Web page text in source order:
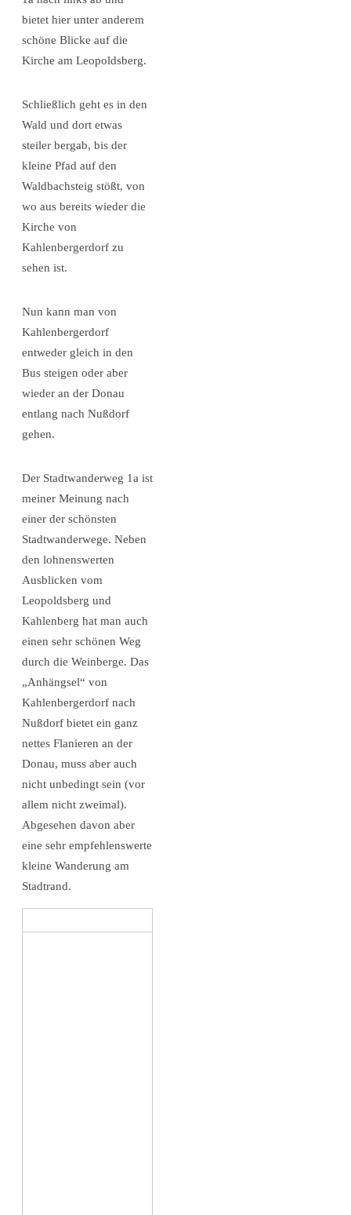
bietet hier unter anderem
schöne Blicke auf die
Kirche am Leopoldsberg.
Schließlich geht es in den
Wald und dort etwas
steiler bergab, bis der
kleine Pfad auf den
Waldbachsteig stößt, von
wo aus bereits wieder die
Kirche von
Kahlenbergerdorf zu
sehen ist.
Nun kann man von
Kahlenbergerdorf
entweder gleich in den
Bus steigen oder aber
wieder an der Donau
entlang nach Nußdorf
gehen.
Der Stadtwanderweg 1a ist
meiner Meinung nach
einer der schönsten
Stadtwanderwege. Neben
den lohnenswerten
Ausblicken vom
Leopoldsberg und
Kahlenberg hat man auch
einen sehr schönen Weg
durch die Weinberge. Das
„Anhängsel“ von
Kahlenbergerdorf nach
Nußdorf bietet ein ganz
nettes Flanieren an der
Donau, muss aber auch
nicht unbedingt sein (vor
allem nicht zweimal).
Abgesehen davon aber
eine sehr empfehlenswerte
kleine Wanderung am
Stadtrand.